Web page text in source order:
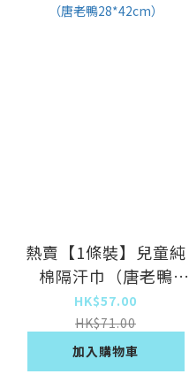
熱賣【1條裝】兒童純
棉隔汗巾（唐老鴨
28*42cm）
HK$57.00
HK$71.00
加入購物車